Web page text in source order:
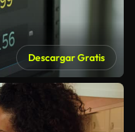
Descargar Gratis